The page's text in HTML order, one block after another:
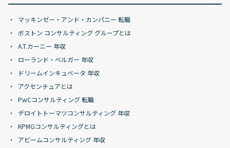
マッキンゼー・アンド・カンパニー 転職
ボストン コンサルティング グループとは
A.T.カーニー 年収
ローランド・ベルガー 年収
ドリームインキュベータ 年収
アクセンチュアとは
PwCコンサルティング 転職
デロイトトーマツコンサルティング 年収
KPMGコンサルティングとは
アビームコンサルティング 年収